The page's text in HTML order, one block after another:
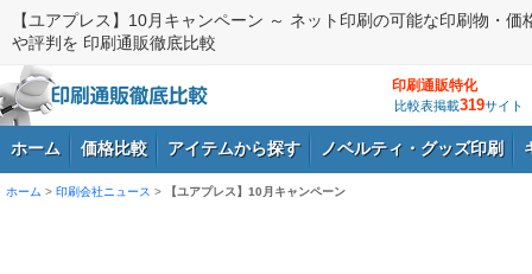
【ユアプレス】10月キャンペーン ～ ネット印刷の可能な印刷物・価
や評判を 印刷通販徹底比較
印刷通販特化
比較表掲載319サイト
ホーム 価格比較 アイテムから探す ノベルティ・グッズ印刷
ホーム > 印刷会社ニュース > 【ユアプレス】10月キャンペーン